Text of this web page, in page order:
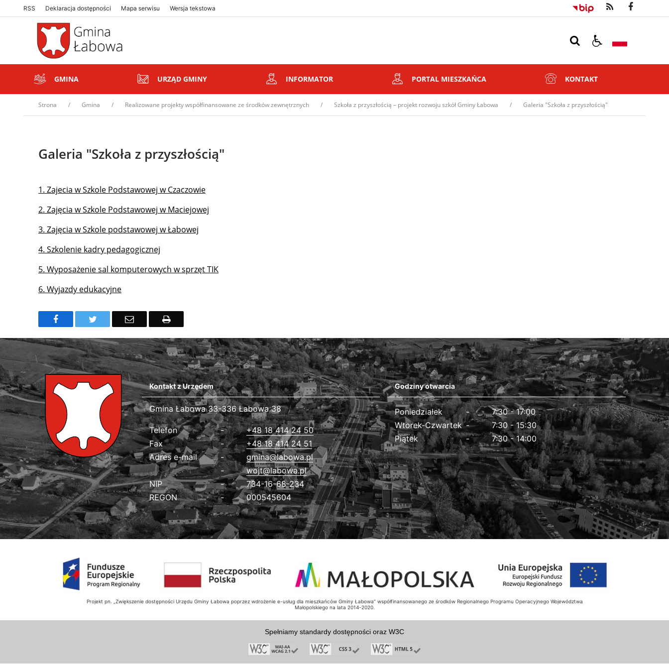
RSS Deklaracja dostępności Mapa serwisu Wersja tekstowa
Gmina Łabowa. Zapraszamy serdecznie
GMINA URZĄD GMINY INFORMATOR PORTAL MIESZKAŃCA KONTAKT
Strona Gmina Realizowane projekty współfinansowane ze środków zewnętrznych Szkoła z przyszłością – projekt rozwoju szkół Gminy Łabowa Galeria "Szkoła z przyszłością"
Galeria "Szkoła z przyszłością"
Treść
1. Zajecia w Szkole Podstawowej w Czaczowie
2. Zajęcia w Szkole Podstawowej w Maciejowej
3. Zajęcia w Szkole podstawowej w Łabowej
4. Szkolenie kadry pedagogicznej
5. Wyposażenie sal komputerowych w sprzęt TIK
6. Wyjazdy edukacyjne
FacebookTwitter Email Drukuj
Kontakt z Urzędem
Gmina Łabowa
Gmina Łabowa 33-336 Łabowa 38
Dane kontaktowe
Telefon
+48 18 414 24 50
Fax
+48 18 414 24 51
Adres e-mail
gmina@labowa.pl
wojt@labowa.pl
NIP
734-16-68-234
REGON
000545604
Godziny otwarcia
Poniedziałek
7:30 - 17:00
Wtorek-Czwartek
7:30 - 15:30
Piątek
7:30 - 14:00
Projekt pn. „Zwiększenie dostępności Urzędu Gminy Łabowa poprzez wdrożenie e-usług dla mieszkańców Gminy Łabowa” współfinansowanego ze środków Regionalnego Programu Operacyjnego Województwa
Małopolskiego na lata 2014-2020.
Spełniamy standardy dostępności oraz W3C